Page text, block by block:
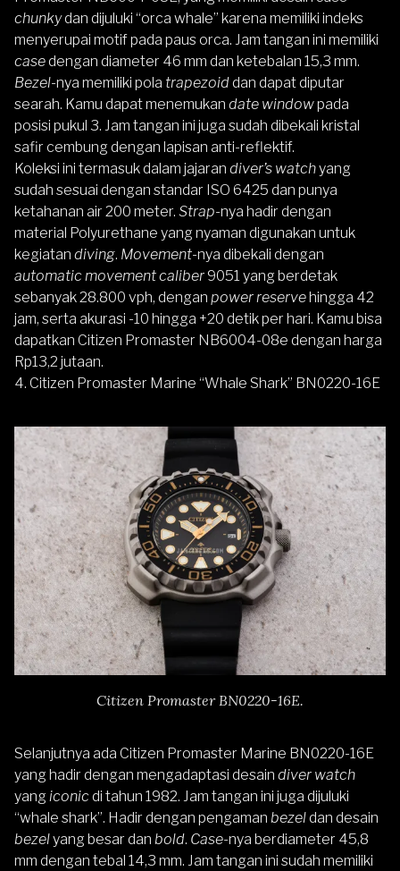
chunkydan dijuluki “orca whale” karena memiliki indeks
menyerupai motif pada paus orca. Jam tangan ini memiliki
casedengan diameter 46 mm dan ketebalan 15,3 mm.
Bezel-nya memiliki pola trapezoiddan dapat diputar
searah. Kamu dapat menemukan date windowpada
posisi pukul 3. Jam tangan ini juga sudah dibekali kristal
safir cembung dengan lapisan anti-reflektif.
Koleksi ini termasuk dalam jajaran diver’s watchyang
sudah sesuai dengan standar ISO 6425 dan punya
ketahanan air 200 meter. Strap-nya hadir dengan
material Polyurethane yang nyaman digunakan untuk
kegiatan diving. Movement-nya dibekali dengan
automatic movement caliber9051 yang berdetak
sebanyak 28.800 vph, dengan power reserve hingga 42
jam, serta akurasi -10 hingga +20 detik per hari. Kamu bisa
dapatkan Citizen Promaster NB6004-08e dengan harga
Rp13,2 jutaan.
4. Citizen Promaster Marine “Whale Shark” BN0220-16E
Citizen Promaster BN0220-16E.
Selanjutnya ada Citizen Promaster Marine BN0220-16E
yang hadir dengan mengadaptasi desain diver watch
yang iconic di tahun 1982. Jam tangan ini juga dijuluki
“whale shark”. Hadir dengan pengaman bezeldan desain
bezelyang besar dan bold. Case-nya berdiameter 45,8
mm dengan tebal 14,3 mm. Jam tangan ini sudah memiliki